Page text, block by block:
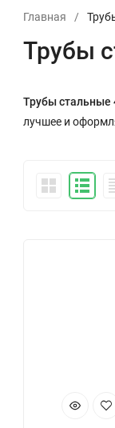
Главная /
Трубы
Трубы стальные
лучшее и